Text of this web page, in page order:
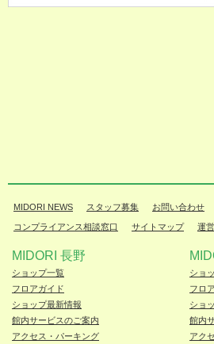
MIDORI NEWS スタッフ募集 お問い合わせ
コンプライアンス相談窓口 サイトマップ 運
MIDORI 長野
ショップ一覧
フロアガイド
ショップ最新情報
館内サービスのご案内
アクセス・パーキング
ショ
フロ
ショ
館内
アク